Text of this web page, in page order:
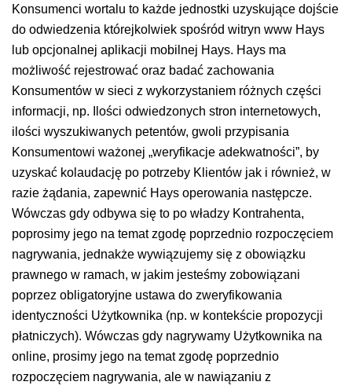
Konsumenci wortalu to każde jednostki uzyskujące dojście
do odwiedzenia którejkolwiek spośród witryn www Hays
lub opcjonalnej aplikacji mobilnej Hays. Hays ma
możliwość rejestrować oraz badać zachowania
Konsumentów w sieci z wykorzystaniem różnych części
informacji, np.
Ilości odwiedzonych stron internetowych,
ilości wyszukiwanych petentów, gwoli przypisania
Konsumentowi ważonej „weryfikacje adekwatności”, by
uzyskać kolaudację po potrzeby Klientów jak i również, w
razie żądania, zapewnić Hays operowania następcze.
Wówczas gdy odbywa się to po władzy Kontrahenta,
poprosimy jego na temat zgodę poprzednio rozpoczęciem
nagrywania, jednakże wywiązujemy się z obowiązku
prawnego w ramach, w jakim jesteśmy zobowiązani
poprzez obligatoryjne ustawa do zweryfikowania
identyczności Użytkownika (np. w kontekście propozycji
płatniczych). Wówczas gdy nagrywamy Użytkownika na
online, prosimy jego na temat zgodę poprzednio
rozpoczęciem nagrywania, ale w nawiązaniu z